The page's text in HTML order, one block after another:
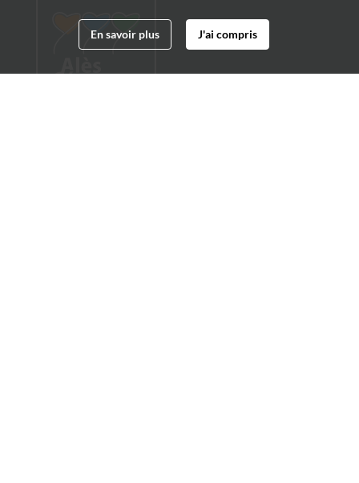
En savoir plus J'ai compris